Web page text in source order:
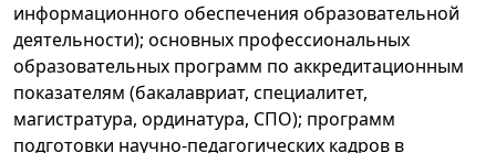
информационного обеспечения образовательной
деятельности); основных профессиональных
образовательных программ по аккредитационным
показателям (бакалавриат, специалитет,
магистратура, ординатура, СПО); программ
подготовки научно-педагогических кадров в